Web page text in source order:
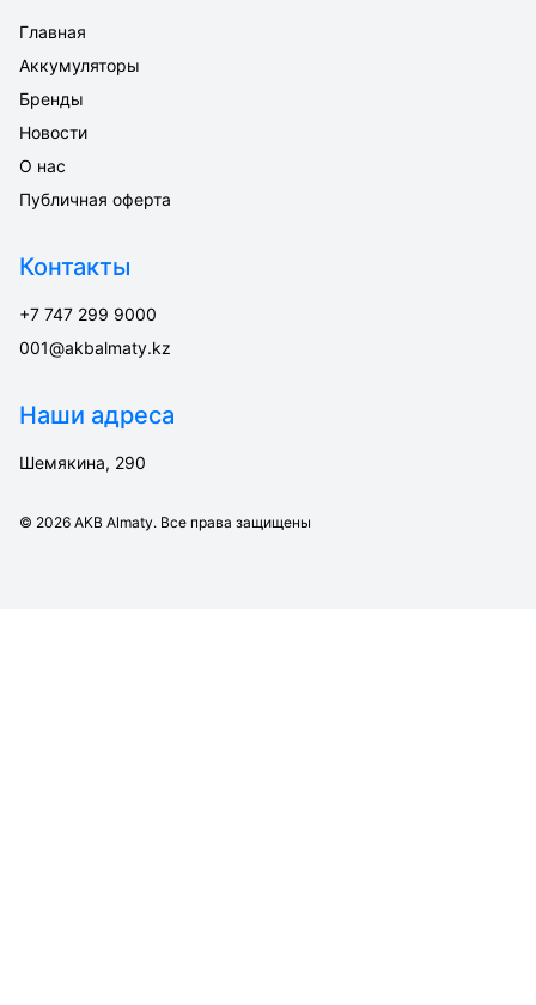
Главная
Аккумуляторы
Бренды
Новости
О нас
Публичная оферта
Контакты
+7 747 299 9000
001@akbalmaty.kz
Наши адреса
Шемякина, 290
© 2026 AKB Almaty. Все права защищены